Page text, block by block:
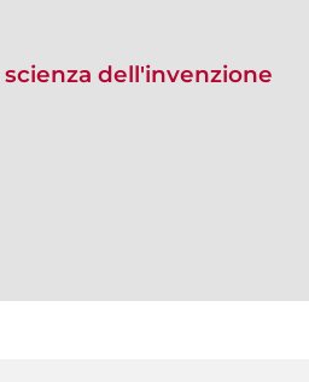
dell'invenzione